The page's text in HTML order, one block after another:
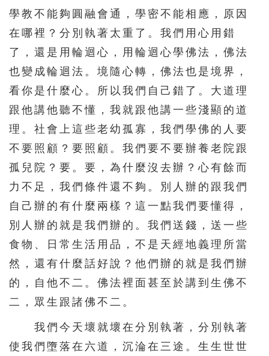
學教不能夠圓融會通，學密不能相應，原因
在哪裡？分別執著太重了。我們用心用錯
了，還是用輪迴心，用輪迴心學佛法，佛法
也變成輪迴法。境隨心轉，佛法也是境界，
看你是什麼心。所以我們自己錯了。大道理
跟他講他聽不懂，我就跟他講一些淺顯的道
理。社會上這些老幼孤寡，我們學佛的人要
不要照顧？要照顧。我們要不要辦養老院跟
孤兒院？要。要，為什麼沒去辦？心有餘而
力不足，我們條件還不夠。別人辦的跟我們
自己辦的有什麼兩樣？這一點我們要懂得，
別人辦的就是我們辦的。我們送錢，送一些
食物、日常生活用品，不是天經地義理所當
然，還有什麼話好說？他們辦的就是我們辦
的，自他不二。佛法裡面甚至於講到生佛不
二，眾生跟諸佛不二。
我們今天壞就壞在分別執著，分別執著
使我們墮落在六道，沉淪在三途。生生世世